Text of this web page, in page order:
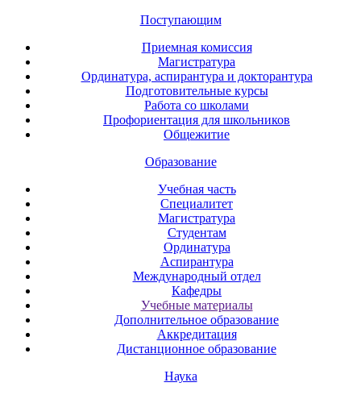
Поступающим
Приемная комиссия
Магистратура
Ординатура, аспирантура и докторантура
Подготовительные курсы
Работа со школами
Профориентация для школьников
Общежитие
Образование
Учебная часть
Специалитет
Магистратура
Студентам
Ординатура
Аспирантура
Международный отдел
Кафедры
Учебные материалы
Дополнительное образование
Аккредитация
Дистанционное образование
Наука